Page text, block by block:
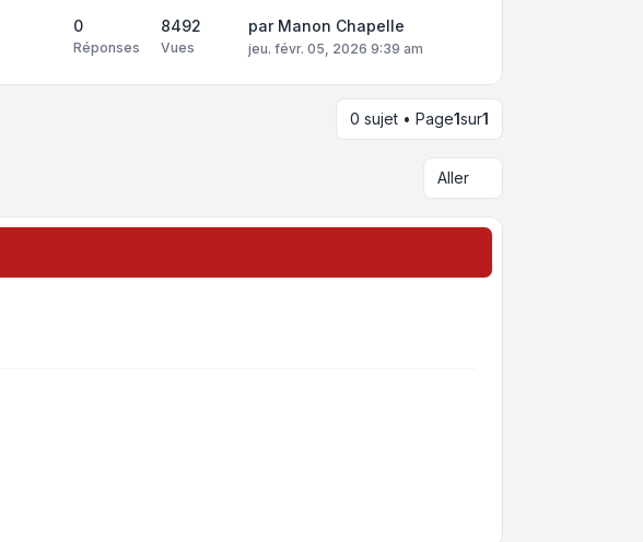
0
Réponses
8492
Vues
par Manon Chapelle
jeu. févr. 05, 2026 9:39 am
0 sujet • Page1sur1
Aller